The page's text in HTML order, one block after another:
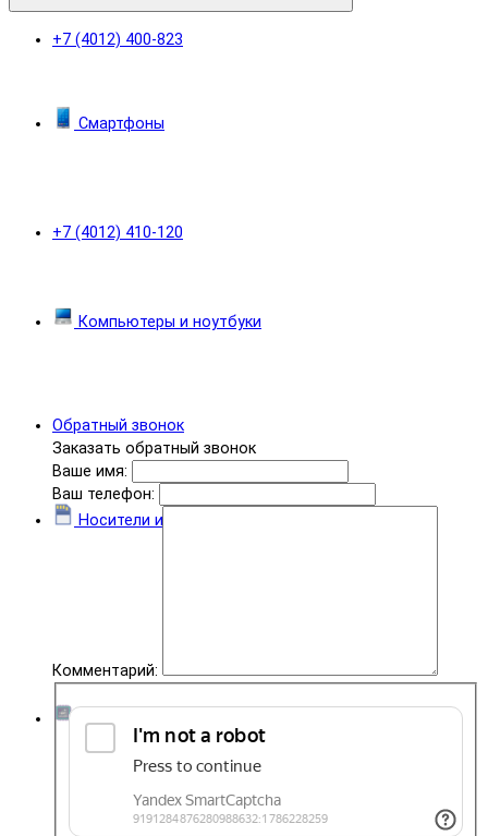
+7 (4012) 400-823
+7 (4012) 410-120
Обратный звонок
Заказать обратный звонок
Ваше имя:
Ваш телефон:
Комментарий:
Смартфоны
Компьютеры и ноутбуки
Носители информации
Комплектующие